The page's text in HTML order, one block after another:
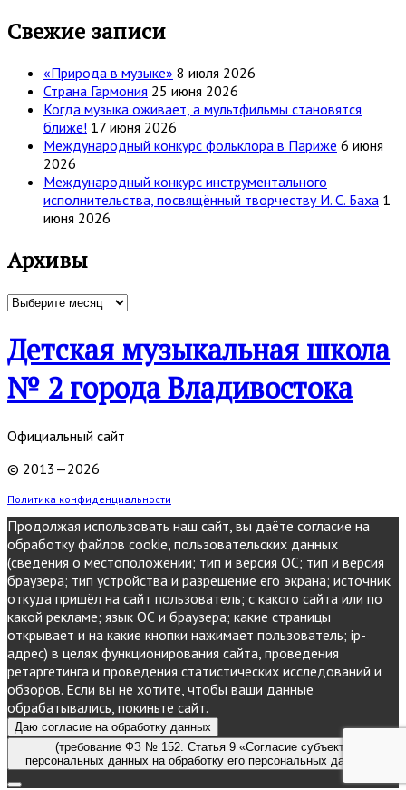
Свежие записи
«Природа в музыке» 8 июля 2026
Страна Гармония 25 июня 2026
Когда музыка оживает, а мультфильмы становятся
ближе! 17 июня 2026
Международный конкурс фольклора в Париже 6 июня
2026
Международный конкурс инструментального
исполнительства, посвящённый творчеству И. С. Баха 1
июня 2026
Архивы
Архивы
Детская музыкальная школа
№ 2 города Владивостока
Официальный сайт
© 2013—2026
Политика конфиденциальности
Продолжая использовать наш сайт, вы даёте согласие на
обработку файлов cookie, пользовательских данных
(сведения о местоположении; тип и версия ОС; тип и версия
браузера; тип устройства и разрешение его экрана; источник
откуда пришёл на сайт пользователь; с какого сайта или по
какой рекламе; язык ОС и браузера; какие страницы
открывает и на какие кнопки нажимает пользователь; ip-
адрес) в целях функционирования сайта, проведения
ретаргетинга и проведения статистических исследований и
обзоров. Если вы не хотите, чтобы ваши данные
обрабатывались, покиньте сайт.
Даю согласие на обработку данных
(требование ФЗ № 152. Статья 9 «Согласие субъекта
персональных данных на обработку его персональных данных»)